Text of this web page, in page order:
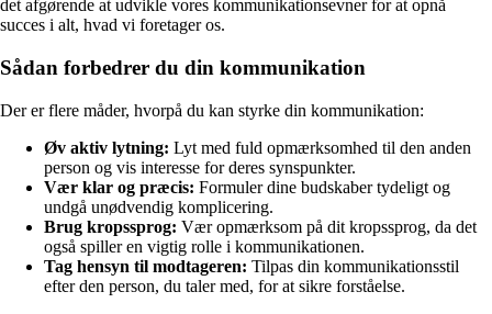
det afgørende at udvikle vores kommunikationsevner for at opnå
succes i alt, hvad vi foretager os.
Sådan forbedrer du din kommunikation
Der er flere måder, hvorpå du kan styrke din kommunikation:
Øv aktiv lytning: Lyt med fuld opmærksomhed til den anden
person og vis interesse for deres synspunkter.
Vær klar og præcis: Formuler dine budskaber tydeligt og
undgå unødvendig komplicering.
Brug kropssprog: Vær opmærksom på dit kropssprog, da det
også spiller en vigtig rolle i kommunikationen.
Tag hensyn til modtageren: Tilpas din kommunikationsstil
efter den person, du taler med, for at sikre forståelse.